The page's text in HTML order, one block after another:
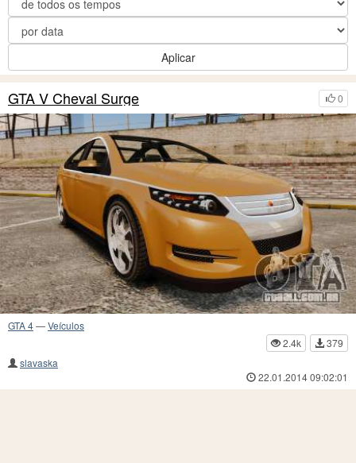
Aplicar
0
GTA V Cheval Surge
GTA 4—Veículos
2.4k
379
slavaska
22.01.2014 09:02:01